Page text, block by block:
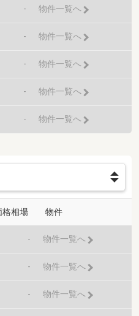
- 物件一覧へ
- 物件一覧へ
- 物件一覧へ
- 物件一覧へ
- 物件一覧へ
格相場 物件
- 物件一覧へ
- 物件一覧へ
- 物件一覧へ